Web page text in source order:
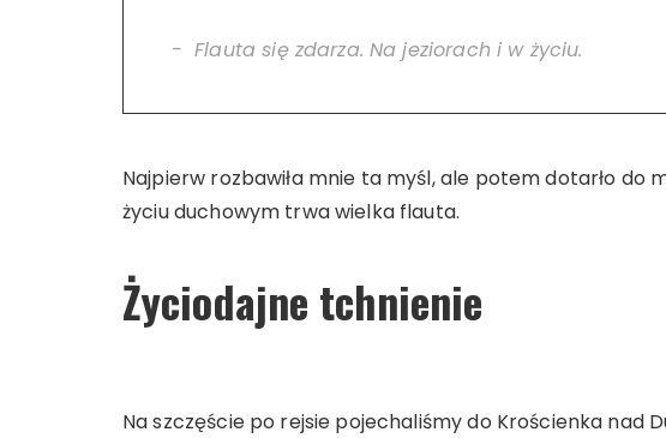
Flauta się zdarza. Na jeziorach i w życiu.
Najpierw rozbawiła mnie ta myśl, ale potem dotarło do
życiu duchowym trwa wielka flauta.
Życiodajne tchnienie
Na szczęście po rejsie pojechaliśmy do Krościenka nad